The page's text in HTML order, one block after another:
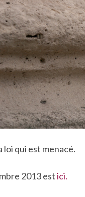
loi qui est menacé.
2013 estici.